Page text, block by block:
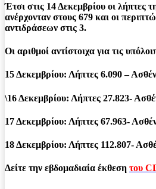
Έτσι στις 14 Δεκεμβρίου οι λήπτες
ανέρχονταν στους 679 και οι
αντιδράσεων στις 3.
Οι αριθμοί αντίστοιχα για τις
15 Δεκεμβρίου: Λήπτες 6.090 –
\16 Δεκεμβρίου: Λήπτες 27.823-
17 Δεκεμβρίου: Λήπτες 67.963-
18 Δεκεμβρίου: Λήπτες 112.807-
Δείτε την εβδομαδιαία έκθεση του